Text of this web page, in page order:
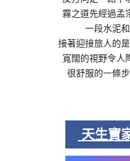
霧之道先經過孟
一段水泥
接著迎接旅人的
寬闊的視野令人
很舒服的一條
天生寶